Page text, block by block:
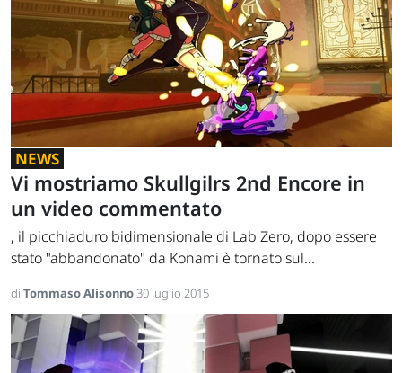
NEWS
Vi mostriamo Skullgilrs 2nd Encore in
un video commentato
, il picchiaduro bidimensionale di Lab Zero, dopo essere
stato "abbandonato" da Konami è tornato sul...
di Tommaso Alisonno30 luglio 2015